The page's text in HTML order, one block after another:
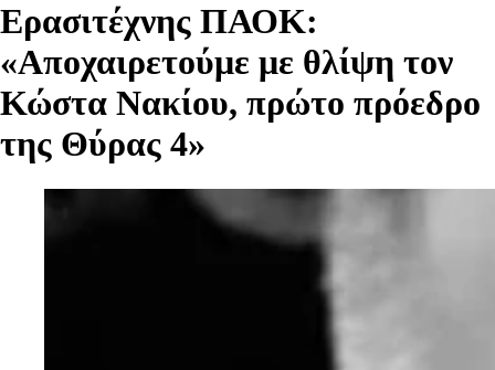
Ερασιτέχνης ΠΑΟΚ:
«Αποχαιρετούμε με θλίψη τον
Κώστα Νακίου, πρώτο πρόεδρο
της Θύρας 4»